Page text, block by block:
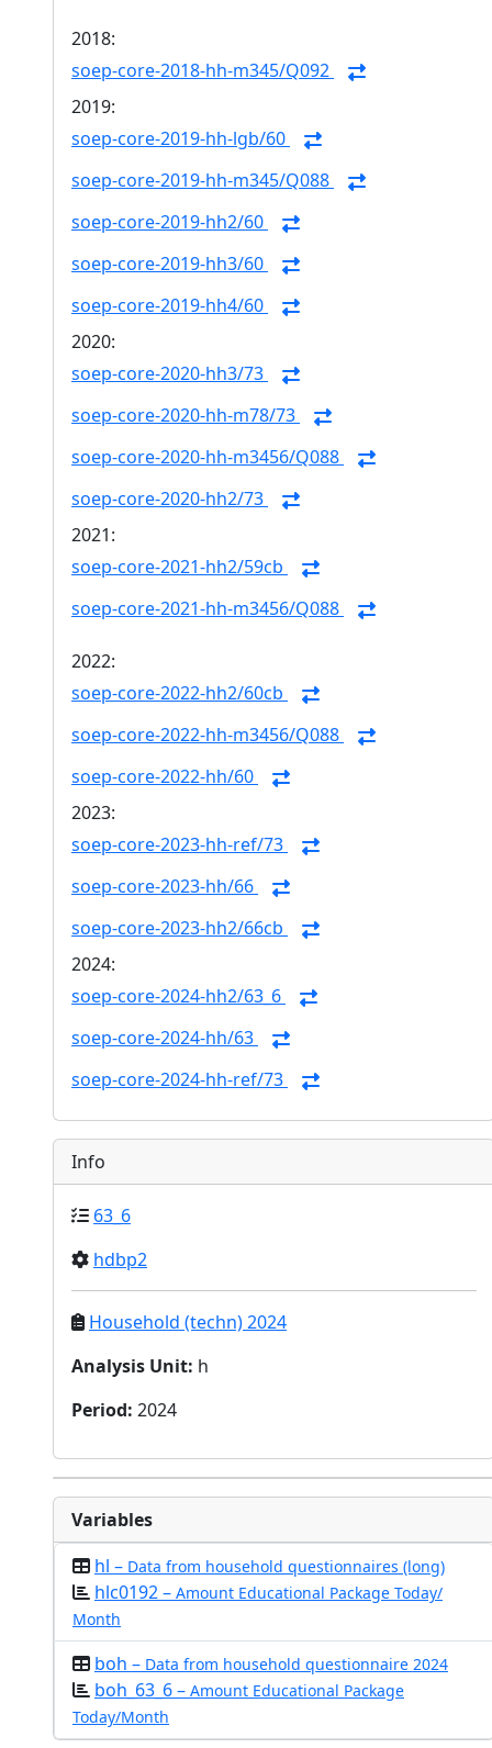
2018:
soep-core-2018-hh-m345/Q092
2019:
soep-core-2019-hh-lgb/60
soep-core-2019-hh-m345/Q088
soep-core-2019-hh2/60
soep-core-2019-hh3/60
soep-core-2019-hh4/60
2020:
soep-core-2020-hh3/73
soep-core-2020-hh-m78/73
soep-core-2020-hh-m3456/Q088
soep-core-2020-hh2/73
2021:
soep-core-2021-hh2/59cb
soep-core-2021-hh-m3456/Q088
2022:
soep-core-2022-hh2/60cb
soep-core-2022-hh-m3456/Q088
soep-core-2022-hh/60
2023:
soep-core-2023-hh-ref/73
soep-core-2023-hh/66
soep-core-2023-hh2/66cb
2024:
soep-core-2024-hh2/63_6
soep-core-2024-hh/63
soep-core-2024-hh-ref/73
Info
63_6
hdbp2
Household (techn) 2024
Analysis Unit: h
Period: 2024
Variables
hl – Data from household questionnaires (long)
hlc0192 – Amount Educational Package Today/
Month
boh – Data from household questionnaire 2024
boh_63_6 – Amount Educational Package
Today/Month